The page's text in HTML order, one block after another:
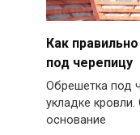
Как
под черепицу
Обрешетка под
укладке
основание